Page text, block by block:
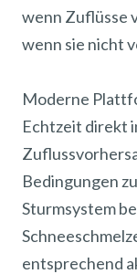
wenn Zuflüsse
wenn sie nicht
Moderne
Echtzeit direkt
Bedingungen
Sturmsystem
entsprechend